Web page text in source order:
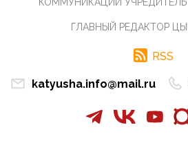
инокультурных мигрантов, в
Благодаря знакомым, стали
истории с белгородскими
Снова о главном на фронте.
захватил "малое небо" на
КОММУНИКАЦИЙ
ГЛАВНЫЙ РЕДАКТОР
RSS
katyusha.info@mail.ru